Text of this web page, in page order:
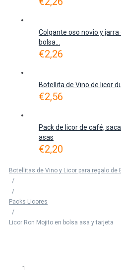
Colgante oso novio y jarra
bolsa...
€2,26
Botellita de Vino de licor
€2,56
Pack de licor de café,
asas
€2,20
Botellitas de Vino y Licor para regalo de
/
/
Packs Licores
/
Licor Ron Mojito en bolsa asa y tarjeta